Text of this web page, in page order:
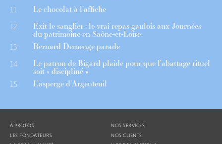
11 Le chocolat à l’affiche
12 Exit le sanglier : le vrai repas gaulois aux Journées
du patrimoine en Saône-et-Loire
13 Bernard Demenge parade
14 Le patron de Bigard plaide pour que l’abattage rituel
soit « discipliné »
15 L’asperge d’Argenteuil
À PROPOS
LES FONDATEURS
NOS SERVICES
NOS CLIENTS